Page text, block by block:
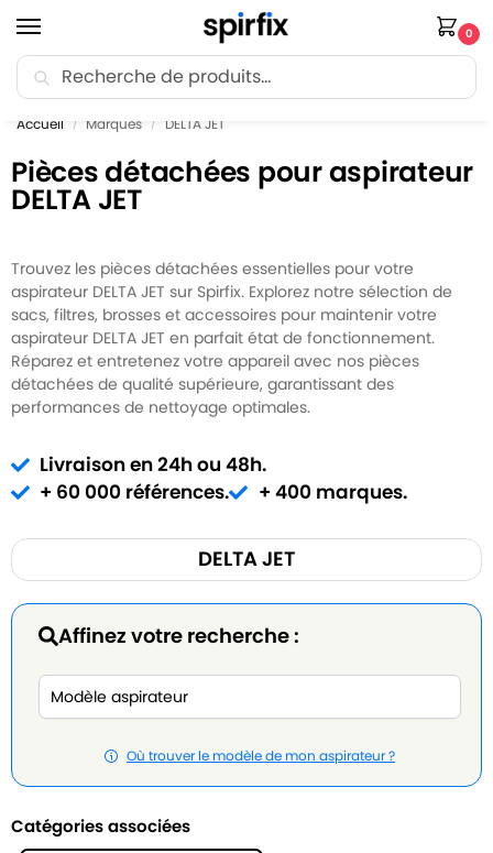
0
🚚 Livraison Point Relais offerte dès 30€ d’achat.
Accueil / Marques / DELTA JET
Pièces détachées pour aspirateur
DELTA JET
Trouvez les pièces détachées essentielles pour votre
aspirateur DELTA JET sur Spirfix. Explorez notre sélection de
sacs, filtres, brosses et accessoires pour maintenir votre
aspirateur DELTA JET en parfait état de fonctionnement.
Réparez et entretenez votre appareil avec nos pièces
détachées de qualité supérieure, garantissant des
performances de nettoyage optimales.
Livraison en 24h ou 48h.
+ 60 000 références.
+ 400 marques.
DELTA JET
Affinez votre recherche :
Où trouver le modèle de mon aspirateur ?
Catégories associées